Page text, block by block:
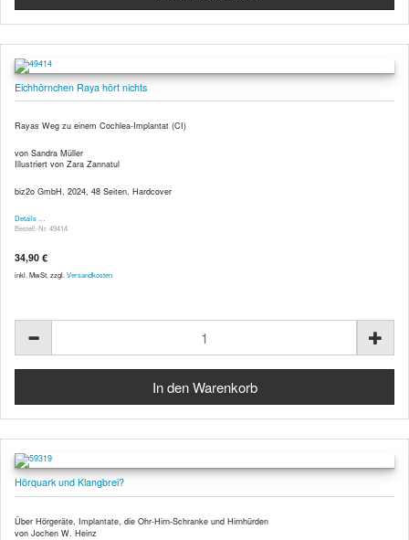
Eichhörnchen Raya hört nichts
Rayas Weg zu einem Cochlea-Implantat (CI)
von Sandra Müller
Illustriert von Zara Zannatul
biz2o GmbH, 2024, 48 Seiten, Hardcover
Details …
Bestell-Nr. 49414
34,90 €
inkl. MwSt. zzgl. Versandkosten
Hörquark und Klangbrei?
Über Hörgeräte, Implantate, die Ohr-Hirn-Schranke und Hirnhürden
von Jochen W. Heinz